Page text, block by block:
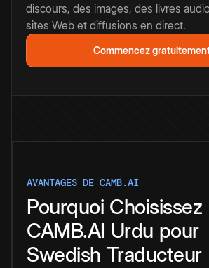
discours, des images, des livres
sites Web et diffusions en direct.
Commencez
AVANTAGES DE CAMB.AI
Pourquoi Choisissez
CAMB.AI Urdu pour
Swedish Traducteur